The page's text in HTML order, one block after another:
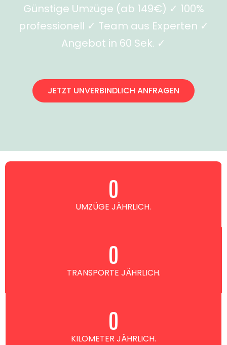
Günstige Umzüge (ab 149€) ✓ 100%
professionell ✓ Team aus Experten ✓
Angebot in 60 Sek. ✓
JETZT UNVERBINDLICH ANFRAGEN
UMZÜGE JÄHRLICH.
0
TRANSPORTE JÄHRLICH.
0
KILOMETER JÄHRLICH.
0